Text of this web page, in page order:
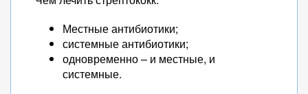
Местные антибиотики;
системные антибиотики;
одновременно – и местные, и
системные.